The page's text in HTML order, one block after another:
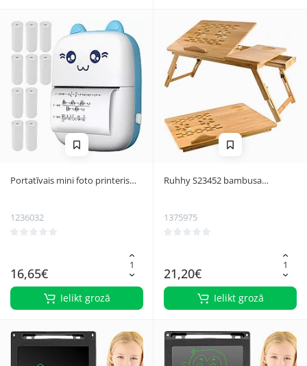
Portatīvais mini foto printeris
1236032
16,65€
Ielikt grozā
Ruhhy S23452 bambusa
1375975
21,20€
Ielikt grozā